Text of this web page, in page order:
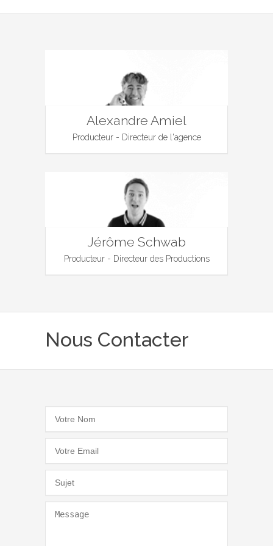
Alexandre Amiel
Producteur - Directeur de l'agence
Jérôme Schwab
Producteur - Directeur des Productions
Nous Contacter